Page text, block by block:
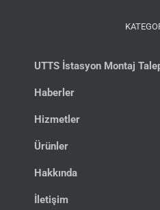
UTTS İstasyon Montaj
Haberler
Hizmetler
Ürünler
Hakkında
İletişim